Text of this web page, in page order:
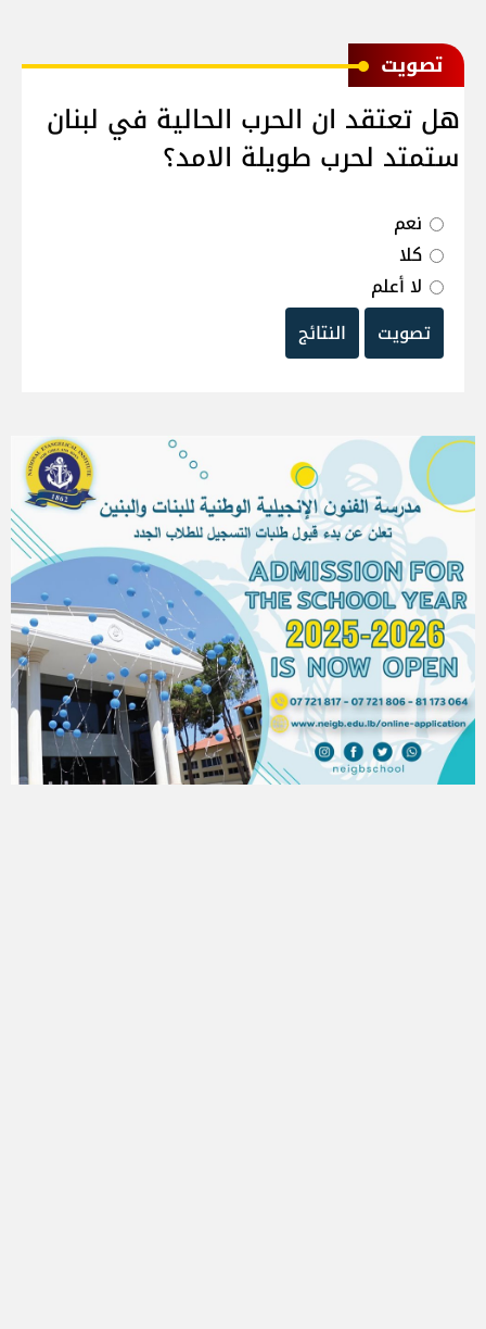
ﺗﺼﻮﻳﺖ
هل تعتقد ان الحرب الحالية في لبنان
ستمتد لحرب طويلة الامد؟
نعم
كلا
لا أعلم
تصويت
النتائج